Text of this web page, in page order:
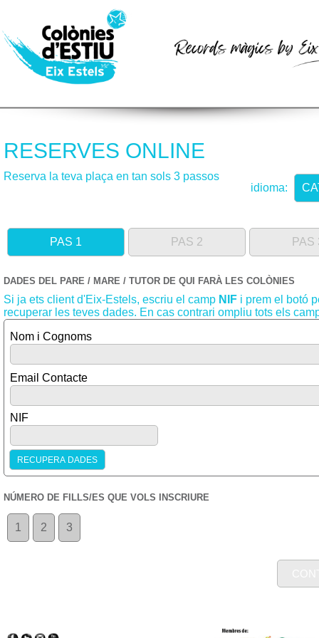
RESERVES ONLINE
Reserva la teva plaça en tan sols 3 passos
idioma:
PAS 1 PAS 2 PAS
DADES DEL PARE / MARE / TUTOR DE QUI FARÀ LES COLÒNIES
Si ja ets client d'Eix-Estels, escriu el camp NIF i prem el botó
recuperar les teves dades. En cas contrari ompliu tots els
Nom i Cognoms
Email Contacte
NIF
NÚMERO DE FILLS/ES QUE VOLS INSCRIURE
1 2 3